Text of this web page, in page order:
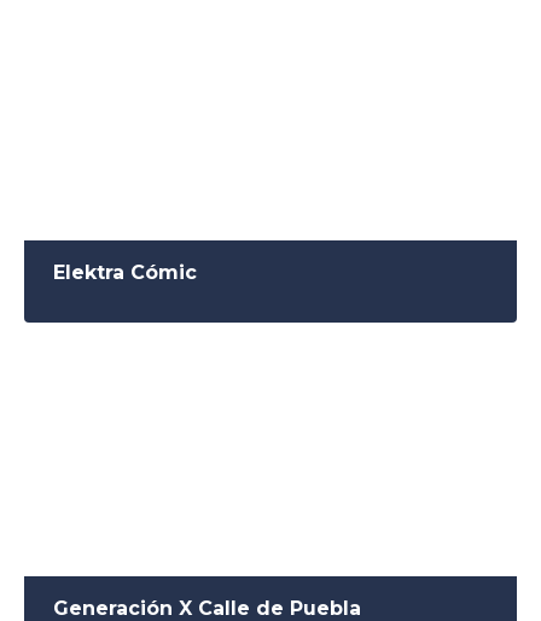
Elektra Cómic
Generación X Calle de Puebla